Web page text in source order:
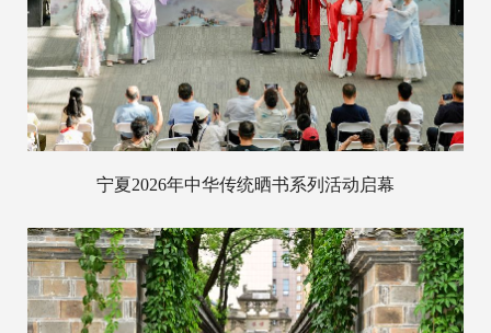
宁夏2026年中华传统晒书系列活动启幕